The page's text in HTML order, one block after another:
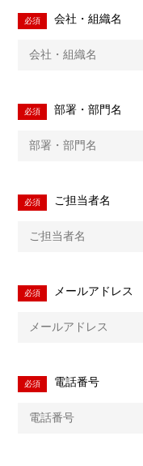
会社・組織名
部署・部門名
ご担当者名
メールアドレス
電話番号